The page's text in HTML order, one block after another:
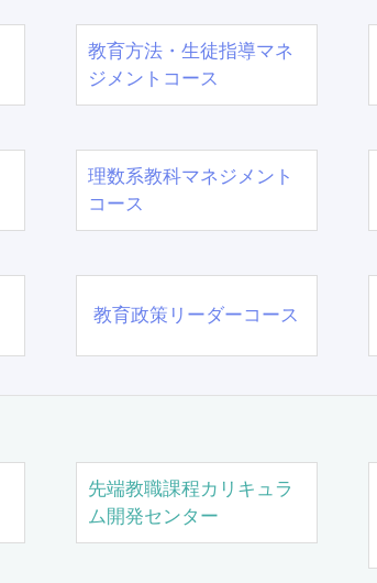
教育方法・生徒指導マネ
ジメントコース
理数系教科マネジメント
コース
教育政策リーダーコース
先端教職課程カリキュラ
ム開発センター